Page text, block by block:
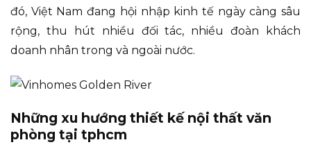
đó, Việt Nam đang hội nhập kinh tế ngày càng sâu
rộng, thu hút nhiều đối tác, nhiều đoàn khách
doanh nhân trong và ngoài nước.
Những xu hướng thiết kế nội thất văn
phòng tại tphcm